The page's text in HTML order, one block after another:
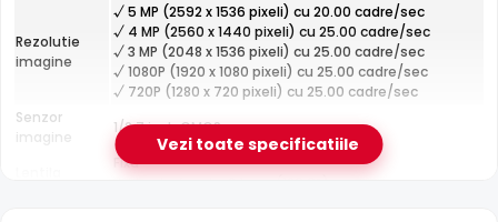
Tehnologie Dahua WizSense
Echipat cu tehnologiaWizSensede la Dahua, Dahua IPC-
HFW3441T-AS-P-0210B ofera detectie inteligenta ce
diferentiaza oamenii si vehiculele de alte miscari,
reducand semnificativ alarmele false cauzate de
animale, ploaie sau frunze.
Rezolutie
imagine
√ 5 MP (2592 x 1536 pixeli) cu 20.00 cadre/sec
√ 4 MP (2560 x 1440 pixeli) cu 25.00 cadre/sec
√ 3 MP (2048 x 1536 pixeli) cu 25.00 cadre/sec
√ 1080P (1920 x 1080 pixeli) cu 25.00 cadre/sec
√ 720P (1280 x 720 pixeli) cu 25.00 cadre/sec
Senzor
imagine
1/2.7 inch CMOS
Fixa
Vezi toate specificatiile